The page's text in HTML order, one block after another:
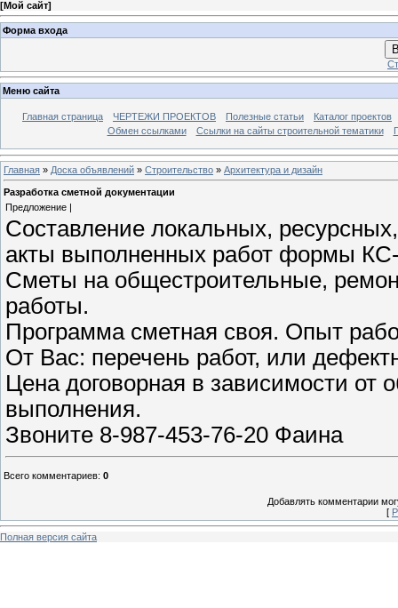
[Мой сайт]
Форма входа
Меню сайта
Главная страница ЧЕРТЕЖИ ПРОЕКТОВ Полезные статьи
Каталог проектов
Обмен ссылками
Ссылки на сайты строительной тематики
Главная » Доска объявлений » Строительство » Архитектура и дизайн
Разработка сметной документации
Предложение |
Составление локальных,
акты выполненных работ формы
Сметы на общестроительные,
работы.
Программа сметная своя. Опыт
От Вас: перечень работ, или
Цена договорная в зависимости от
выполнения.
Звоните 8-987-453-76-20 Фаина
Всего комментариев: 0
Добавлять комментарии
[
Полная версия сайта